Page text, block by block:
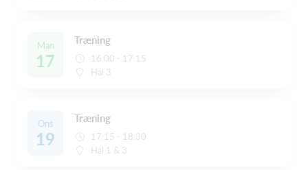
Man
17
Træning
16:00 - 17:15
Hal 3
Ons
19
Træning
17:15 - 18:30
Hal 1 & 3